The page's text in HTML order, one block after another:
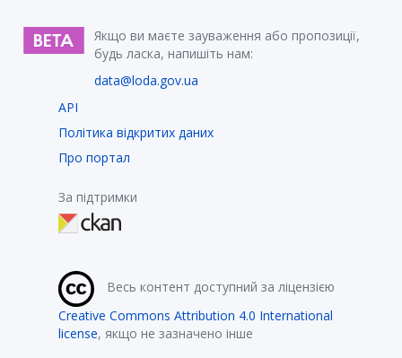
Якщо ви маєте зауваження або пропозиції,
будь ласка, напишіть нам:
data@loda.gov.ua
API
Політика відкритих даних
Про портал
За підтримки
Весь контент доступний за ліцензією
Creative Commons Attribution 4.0 International
license, якщо не зазначено інше